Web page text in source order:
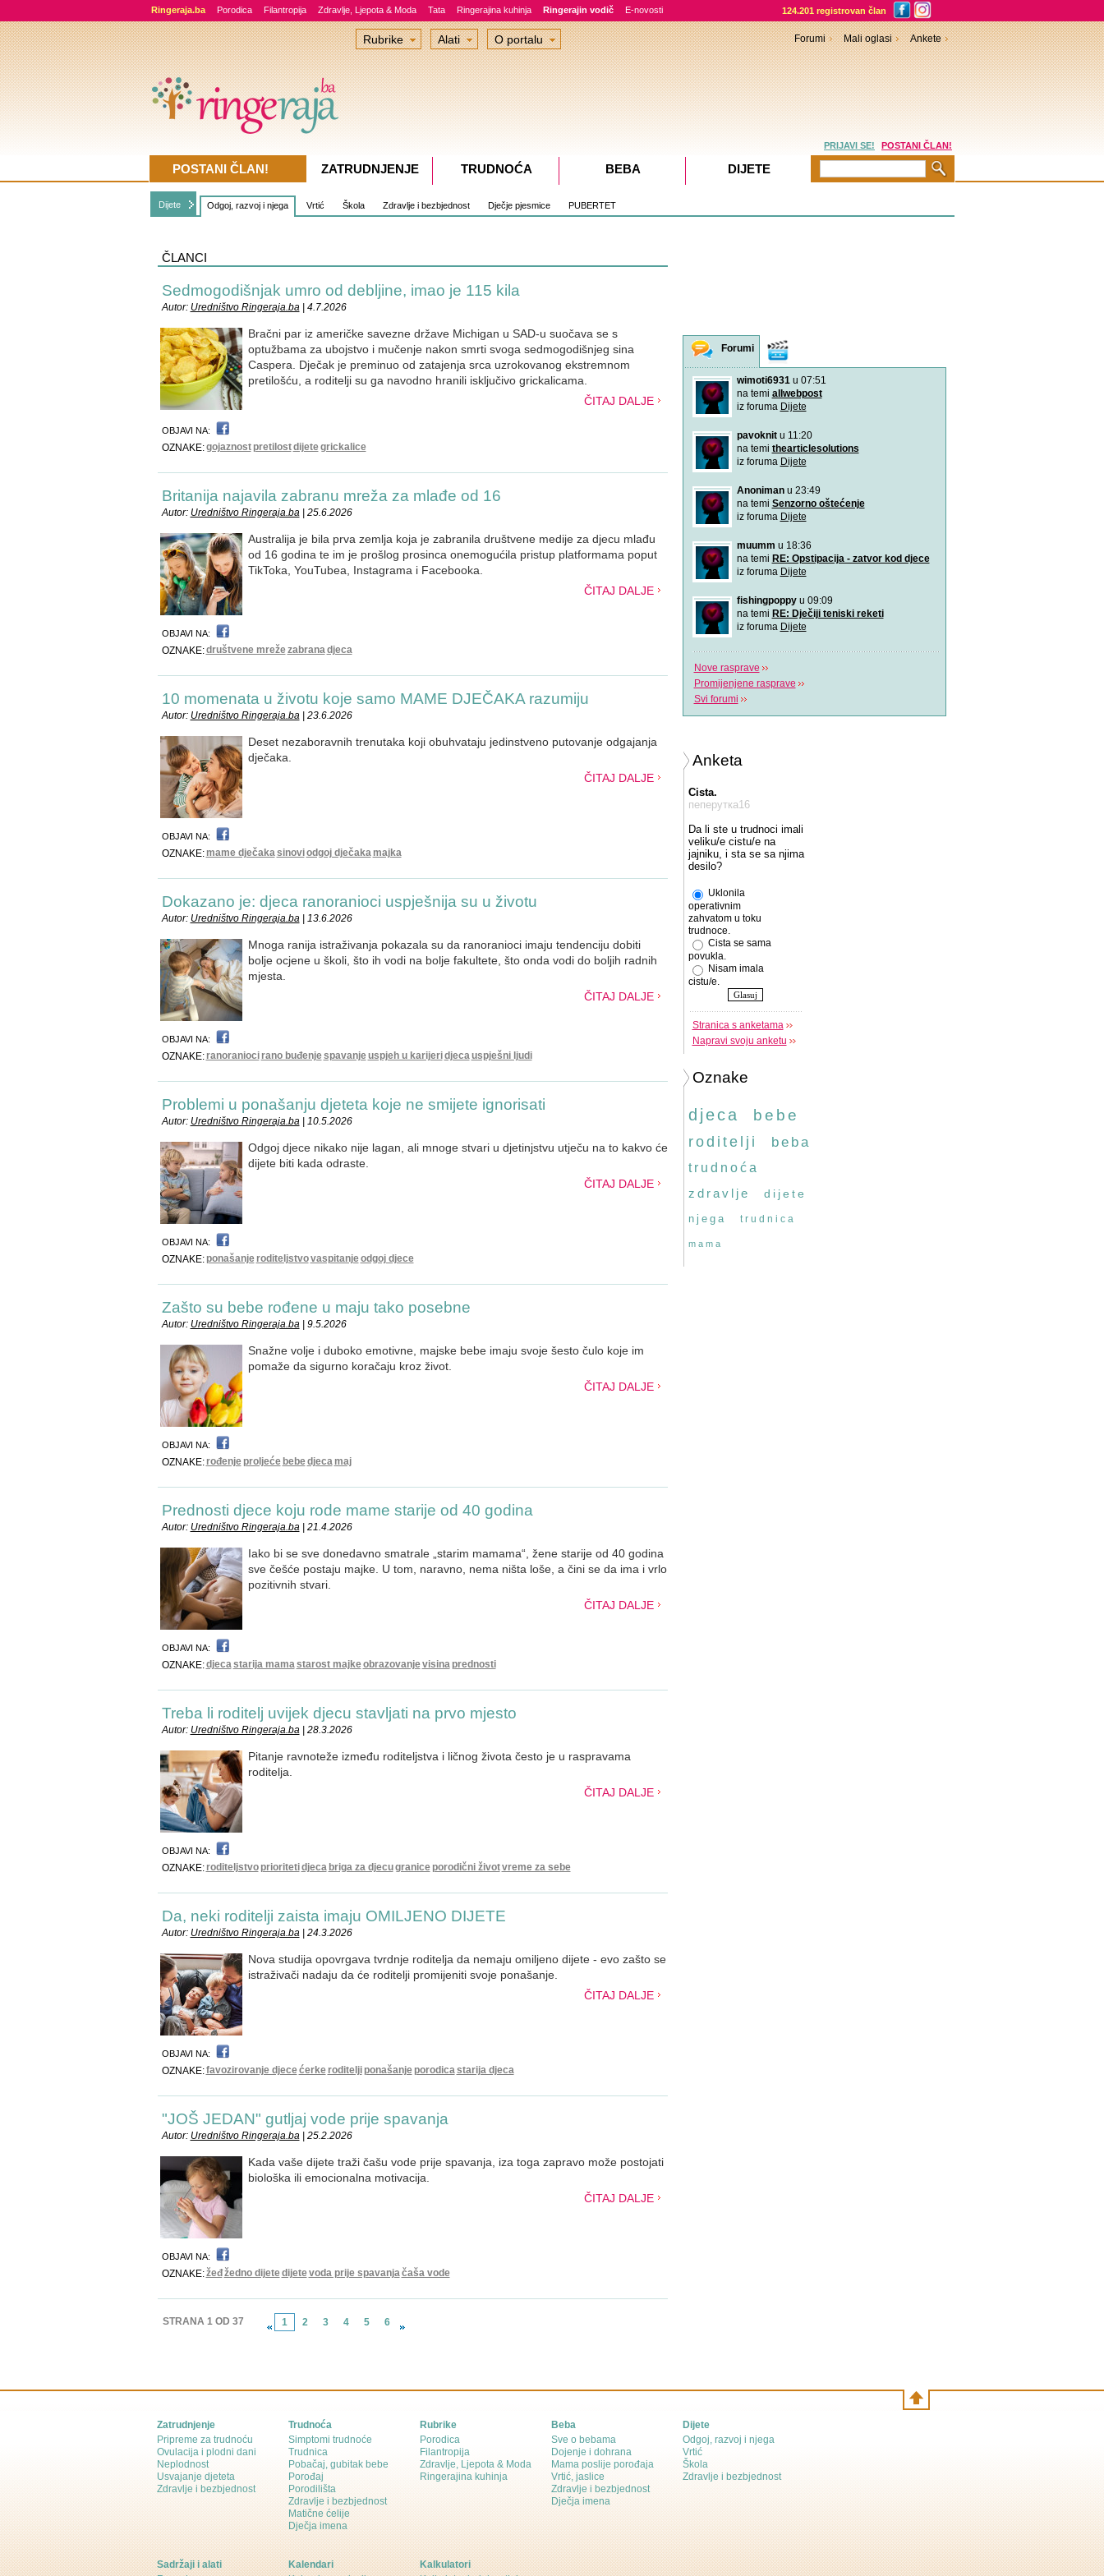
Ringeraja.ba Porodica Filantropija Zdravlje, Ljepota & Moda Tata Ringerajina kuhinja Ringerajin vodič E-novosti 124.201 registrovan član
Dijete Odgoj, razvoj i njega Vrtić Škola Zdravlje i bezbjednost Dječje pjesmice PUBERTET
ČLANCI
Sedmogodišnjak umro od debljine, imao je 115 kila
Autor: Uredništvo Ringeraja.ba| 4.7.2026
Bračni par iz američke savezne države Michigan u SAD-u suočava se s
optužbama za ubojstvo i mučenje nakon smrti svoga sedmogodišnjeg sina
Caspera. Dječak je preminuo od zatajenja srca uzrokovanog ekstremnom
pretilošću, a roditelji su ga navodno hranili isključivo grickalicama.
ČITAJ DALJE
OBJAVI NA:
OZNAKE:gojaznost pretilostdijetegrickalice
Britanija najavila zabranu mreža za mlađe od 16
Autor: Uredništvo Ringeraja.ba| 25.6.2026
Australija je bila prva zemlja koja je zabranila društvene medije za djecu mlađu
od 16 godina te im je prošlog prosinca onemogućila pristup platformama poput
TikToka, YouTubea, Instagrama i Facebooka.
ČITAJ DALJE
OBJAVI NA:
OZNAKE:društvene mrežezabranadjeca
10 momenata u životu koje samo MAME DJEČAKA razumiju
Autor: Uredništvo Ringeraja.ba| 23.6.2026
Deset nezaboravnih trenutaka koji obuhvataju jedinstveno putovanje odgajanja
dječaka.
ČITAJ DALJE
OBJAVI NA:
OZNAKE: mame dječakasinoviodgoj dječaka majka
Dokazano je: djeca ranoranioci uspješnija su u životu
Autor: Uredništvo Ringeraja.ba| 13.6.2026
Mnoga ranija istraživanja pokazala su da ranoranioci imaju tendenciju dobiti
bolje ocjene u školi, što ih vodi na bolje fakultete, što onda vodi do boljih radnih
mjesta.
ČITAJ DALJE
OBJAVI NA:
OZNAKE: ranoranioci rano buđenjespavanjeuspjeh u karijeridjecauspješni ljudi
Problemi u ponašanju djeteta koje ne smijete ignorisati
Autor: Uredništvo Ringeraja.ba| 10.5.2026
Odgoj djece nikako nije lagan, ali mnoge stvari u djetinjstvu utječu na to kakvo će
dijete biti kada odraste.
ČITAJ DALJE
OBJAVI NA:
OZNAKE: ponašanje roditeljstvovaspitanjeodgoj djece
Zašto su bebe rođene u maju tako posebne
Autor: Uredništvo Ringeraja.ba| 9.5.2026
Snažne volje i duboko emotivne, majske bebe imaju svoje šesto čulo koje im
pomaže da sigurno koračaju kroz život.
ČITAJ DALJE
OBJAVI NA:
OZNAKE: rođenje proljeće bebedjeca maj
Prednosti djece koju rode mame starije od 40 godina
Autor: Uredništvo Ringeraja.ba| 21.4.2026
Iako bi se sve donedavno smatrale „starim mamama“, žene starije od 40 godina
sve češće postaju majke. U tom, naravno, nema ništa loše, a čini se da ima i vrlo
pozitivnih stvari.
ČITAJ DALJE
OBJAVI NA:
OZNAKE:djecastarija mamastarost majkeobrazovanjevisina prednosti
Treba li roditelj uvijek djecu stavljati na prvo mjesto
Autor: Uredništvo Ringeraja.ba| 28.3.2026
Pitanje ravnoteže između roditeljstva i ličnog života često je u raspravama
roditelja.
ČITAJ DALJE
OBJAVI NA:
OZNAKE: roditeljstvo prioritetidjeca briga za djecugranice porodični životvreme za sebe
Da, neki roditelji zaista imaju OMILJENO DIJETE
Autor: Uredništvo Ringeraja.ba| 24.3.2026
Nova studija opovrgava tvrdnje roditelja da nemaju omiljeno dijete - evo zašto se
istraživači nadaju da će roditelji promijeniti svoje ponašanje.
ČITAJ DALJE
OBJAVI NA:
OZNAKE:favozirovanje djecećerke roditelji ponašanje porodicastarija djeca
"JOŠ JEDAN" gutljaj vode prije spavanja
Autor: Uredništvo Ringeraja.ba| 25.2.2026
Kada vaše dijete traži čašu vode prije spavanja, iza toga zapravo može postojati
biološka ili emocionalna motivacija.
ČITAJ DALJE
OBJAVI NA:
OZNAKE:žeđžedno dijetedijetevoda prije spavanjačaša vode
STRANA 1 OD 37 1 2 3 4 5 6
Forumi
wimoti6931u 07:51
na temi allwebpost
iz foruma Dijete
pavoknitu 11:20
na temi thearticlesolutions
iz foruma Dijete
Anonimanu 23:49
na temi Senzorno oštećenje
iz foruma Dijete
muumm u 18:36
na temi RE: Opstipacija - zatvor kod djece
iz foruma Dijete
fishingpoppyu 09:09
na temi RE: Dječiji teniski reketi
iz foruma Dijete
Nove rasprave
Promijenjene rasprave
Svi forumi
Anketa
Cista.
пеперутка16
Da li ste u trudnoci imali
veliku/e cistu/e na
jajniku, i sta se sa njima
desilo?
Uklonila
operativnim
zahvatom u toku
trudnoce.
Cista se sama
povukla.
Nisam imala
cistu/e.
Stranica s anketama
Napravi svoju anketu
Oznake
djeca bebe
roditelji beba
trudnoća
zdravlje
dijete
njega trudnica
mama
Rubrike Alati O portalu Forumi Mali oglasi Ankete
PRIJAVI SE! POSTANI ČLAN!
POSTANI ČLAN! ZATRUDNJENJE TRUDNOĆA BEBA DIJETE
Zatrudnjenje
Pripreme za trudnoću
Ovulacija i plodni dani
Neplodnost
Usvajanje djeteta
Zdravlje i bezbjednost
Trudnoća
Simptomi trudnoće
Trudnica
Pobačaj, gubitak bebe
Porođaj
Porodilišta
Zdravlje i bezbjednost
Matične ćelije
Dječja imena
Rubrike
Porodica
Filantropija
Zdravlje, Ljepota & Moda
Ringerajina kuhinja
Beba
Sve o bebama
Dojenje i dohrana
Mama poslije porođaja
Vrtić, jaslice
Zdravlje i bezbjednost
Dječja imena
Dijete
Odgoj, razvoj i njega
Vrtić
Škola
Zdravlje i bezbjednost
Sadržaji i alati
Kalendari
Kalkulatori